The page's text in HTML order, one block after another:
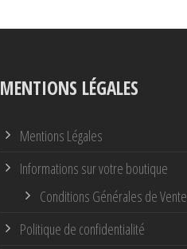
MENTIONS LÉGALES
Mentions Légales
Informations sur votre boutique
Conditions Générales de Vente
Politique de confidentialité